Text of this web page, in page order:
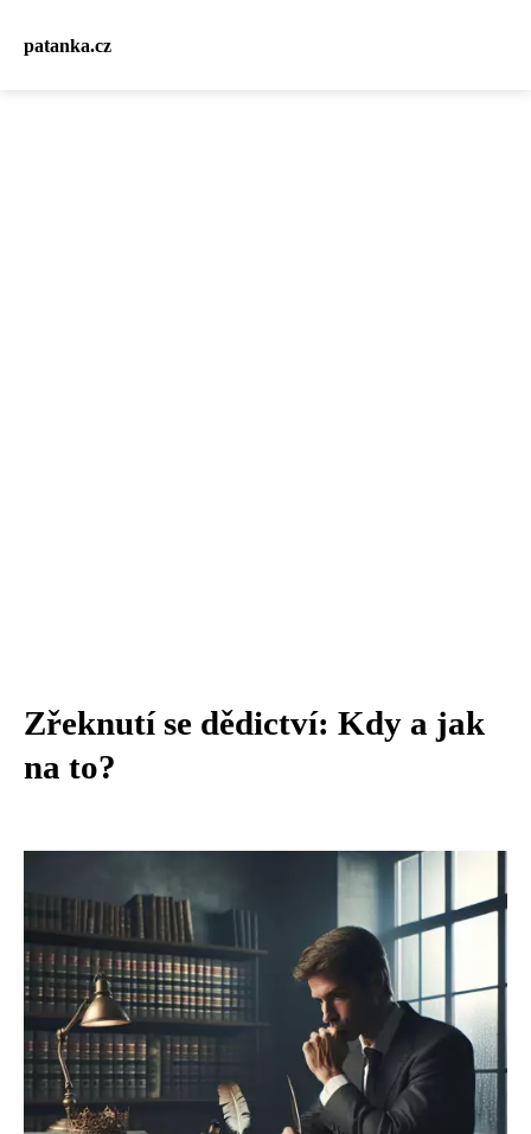
patanka.cz
Zřeknutí se dědictví: Kdy a jak
na to?